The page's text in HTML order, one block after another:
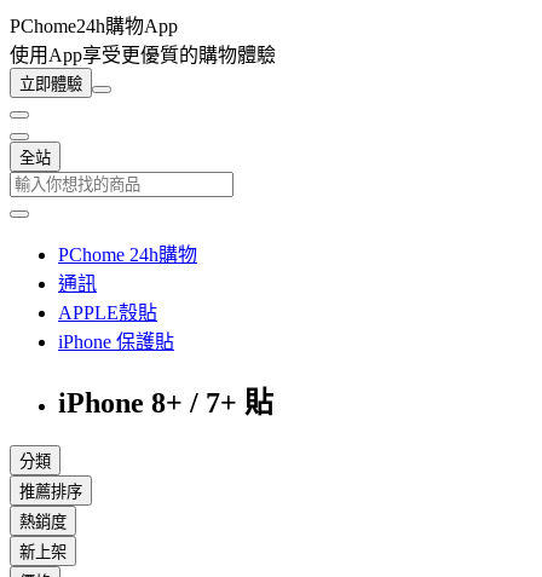
PChome24h購物App
使用App享受更優質的購物體驗
立即體驗
全站
PChome 24h購物
通訊
APPLE殼貼
iPhone 保護貼
iPhone 8+ / 7+ 貼
分類
推薦排序
熱銷度
新上架